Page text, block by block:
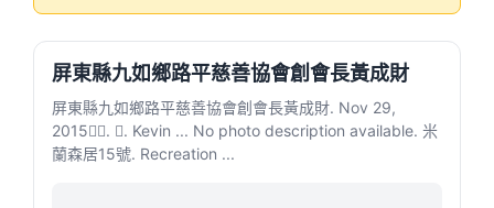
屏東縣九如鄉路平慈善協會創會長黃成財
屏東縣九如鄉路平慈善協會創會長黃成財. Nov 29,
2015󰞋󱟠. 󰟝. Kevin ... No photo description available. 米
蘭森居15號. Recreation ...